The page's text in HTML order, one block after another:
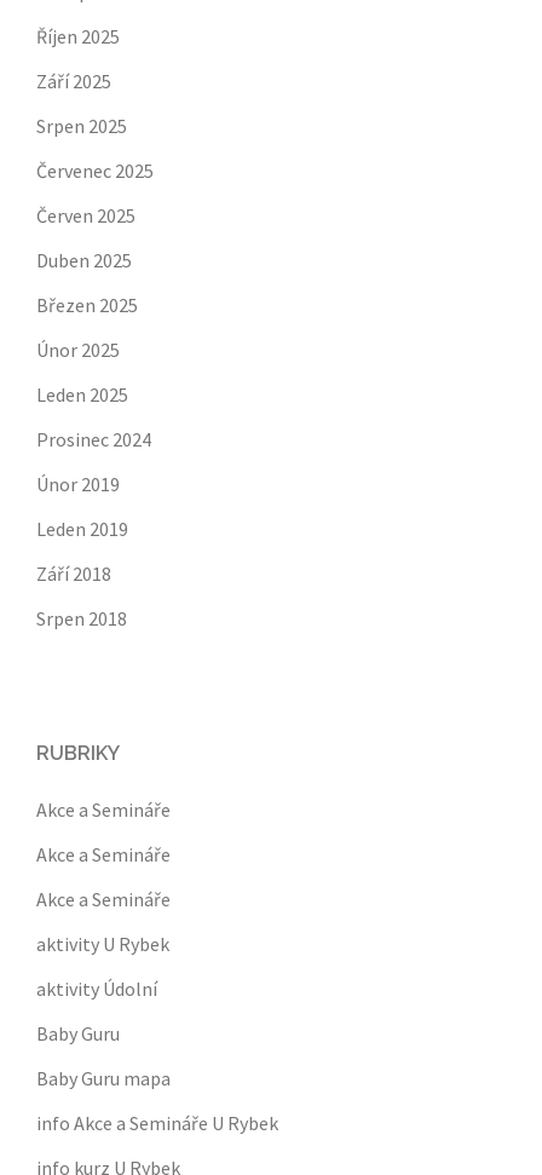
Říjen 2025
Září 2025
Srpen 2025
Červenec 2025
Červen 2025
Duben 2025
Březen 2025
Únor 2025
Leden 2025
Prosinec 2024
Únor 2019
Leden 2019
Září 2018
Srpen 2018
RUBRIKY
Akce a Semináře
Akce a Semináře
Akce a Semináře
aktivity U Rybek
aktivity Údolní
Baby Guru
Baby Guru mapa
info Akce a Semináře U Rybek
info kurz U Rybek